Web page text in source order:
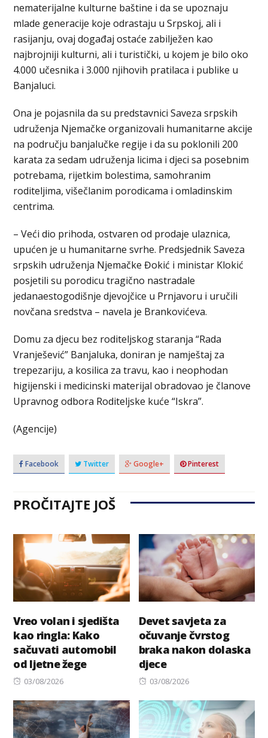
nematerijalne kulturne baštine i da se upoznaju
mlade generacije koje odrastaju u Srpskoj, ali i
rasijanju, ovaj događaj ostaće zabilježen kao
najbrojniji kulturni, ali i turistički, u kojem je bilo oko
4.000 učesnika i 3.000 njihovih pratilaca i publike u
Banjaluci.
Ona je pojasnila da su predstavnici Saveza srpskih
udruženja Njemačke organizovali humanitarne akcije
na području banjalučke regije i da su poklonili 200
karata za sedam udruženja licima i djeci sa posebnim
potrebama, rijetkim bolestima, samohranim
roditeljima, višečlanim porodicama i omladinskim
centrima.
– Veći dio prihoda, ostvaren od prodaje ulaznica,
upućen je u humanitarne svrhe. Predsjednik Saveza
srpskih udruženja Njemačke Đokić i ministar Klokić
posjetili su porodicu tragično nastradale
jedanaestogodišnje djevojčice u Prnjavoru i uručili
novčana sredstva – navela je Brankovićeva.
Domu za djecu bez roditeljskog staranja “Rada
Vranješević” Banjaluka, doniran je namještaj za
trepezariju, a kosilica za travu, kao i neophodan
higijenski i medicinski materijal obradovao je članove
Upravnog odbora Roditeljske kuće “Iskra”.
(Agencije)
Facebook Twitter Google+ Pinterest
PROČITAJTE JOŠ
Vreo volan i sjedišta
kao ringla: Kako
sačuvati automobil
od ljetne žege
Posted
03/08/2026
Devet savjeta za
očuvanje čvrstog
braka nakon dolaska
djece
Posted
03/08/2026